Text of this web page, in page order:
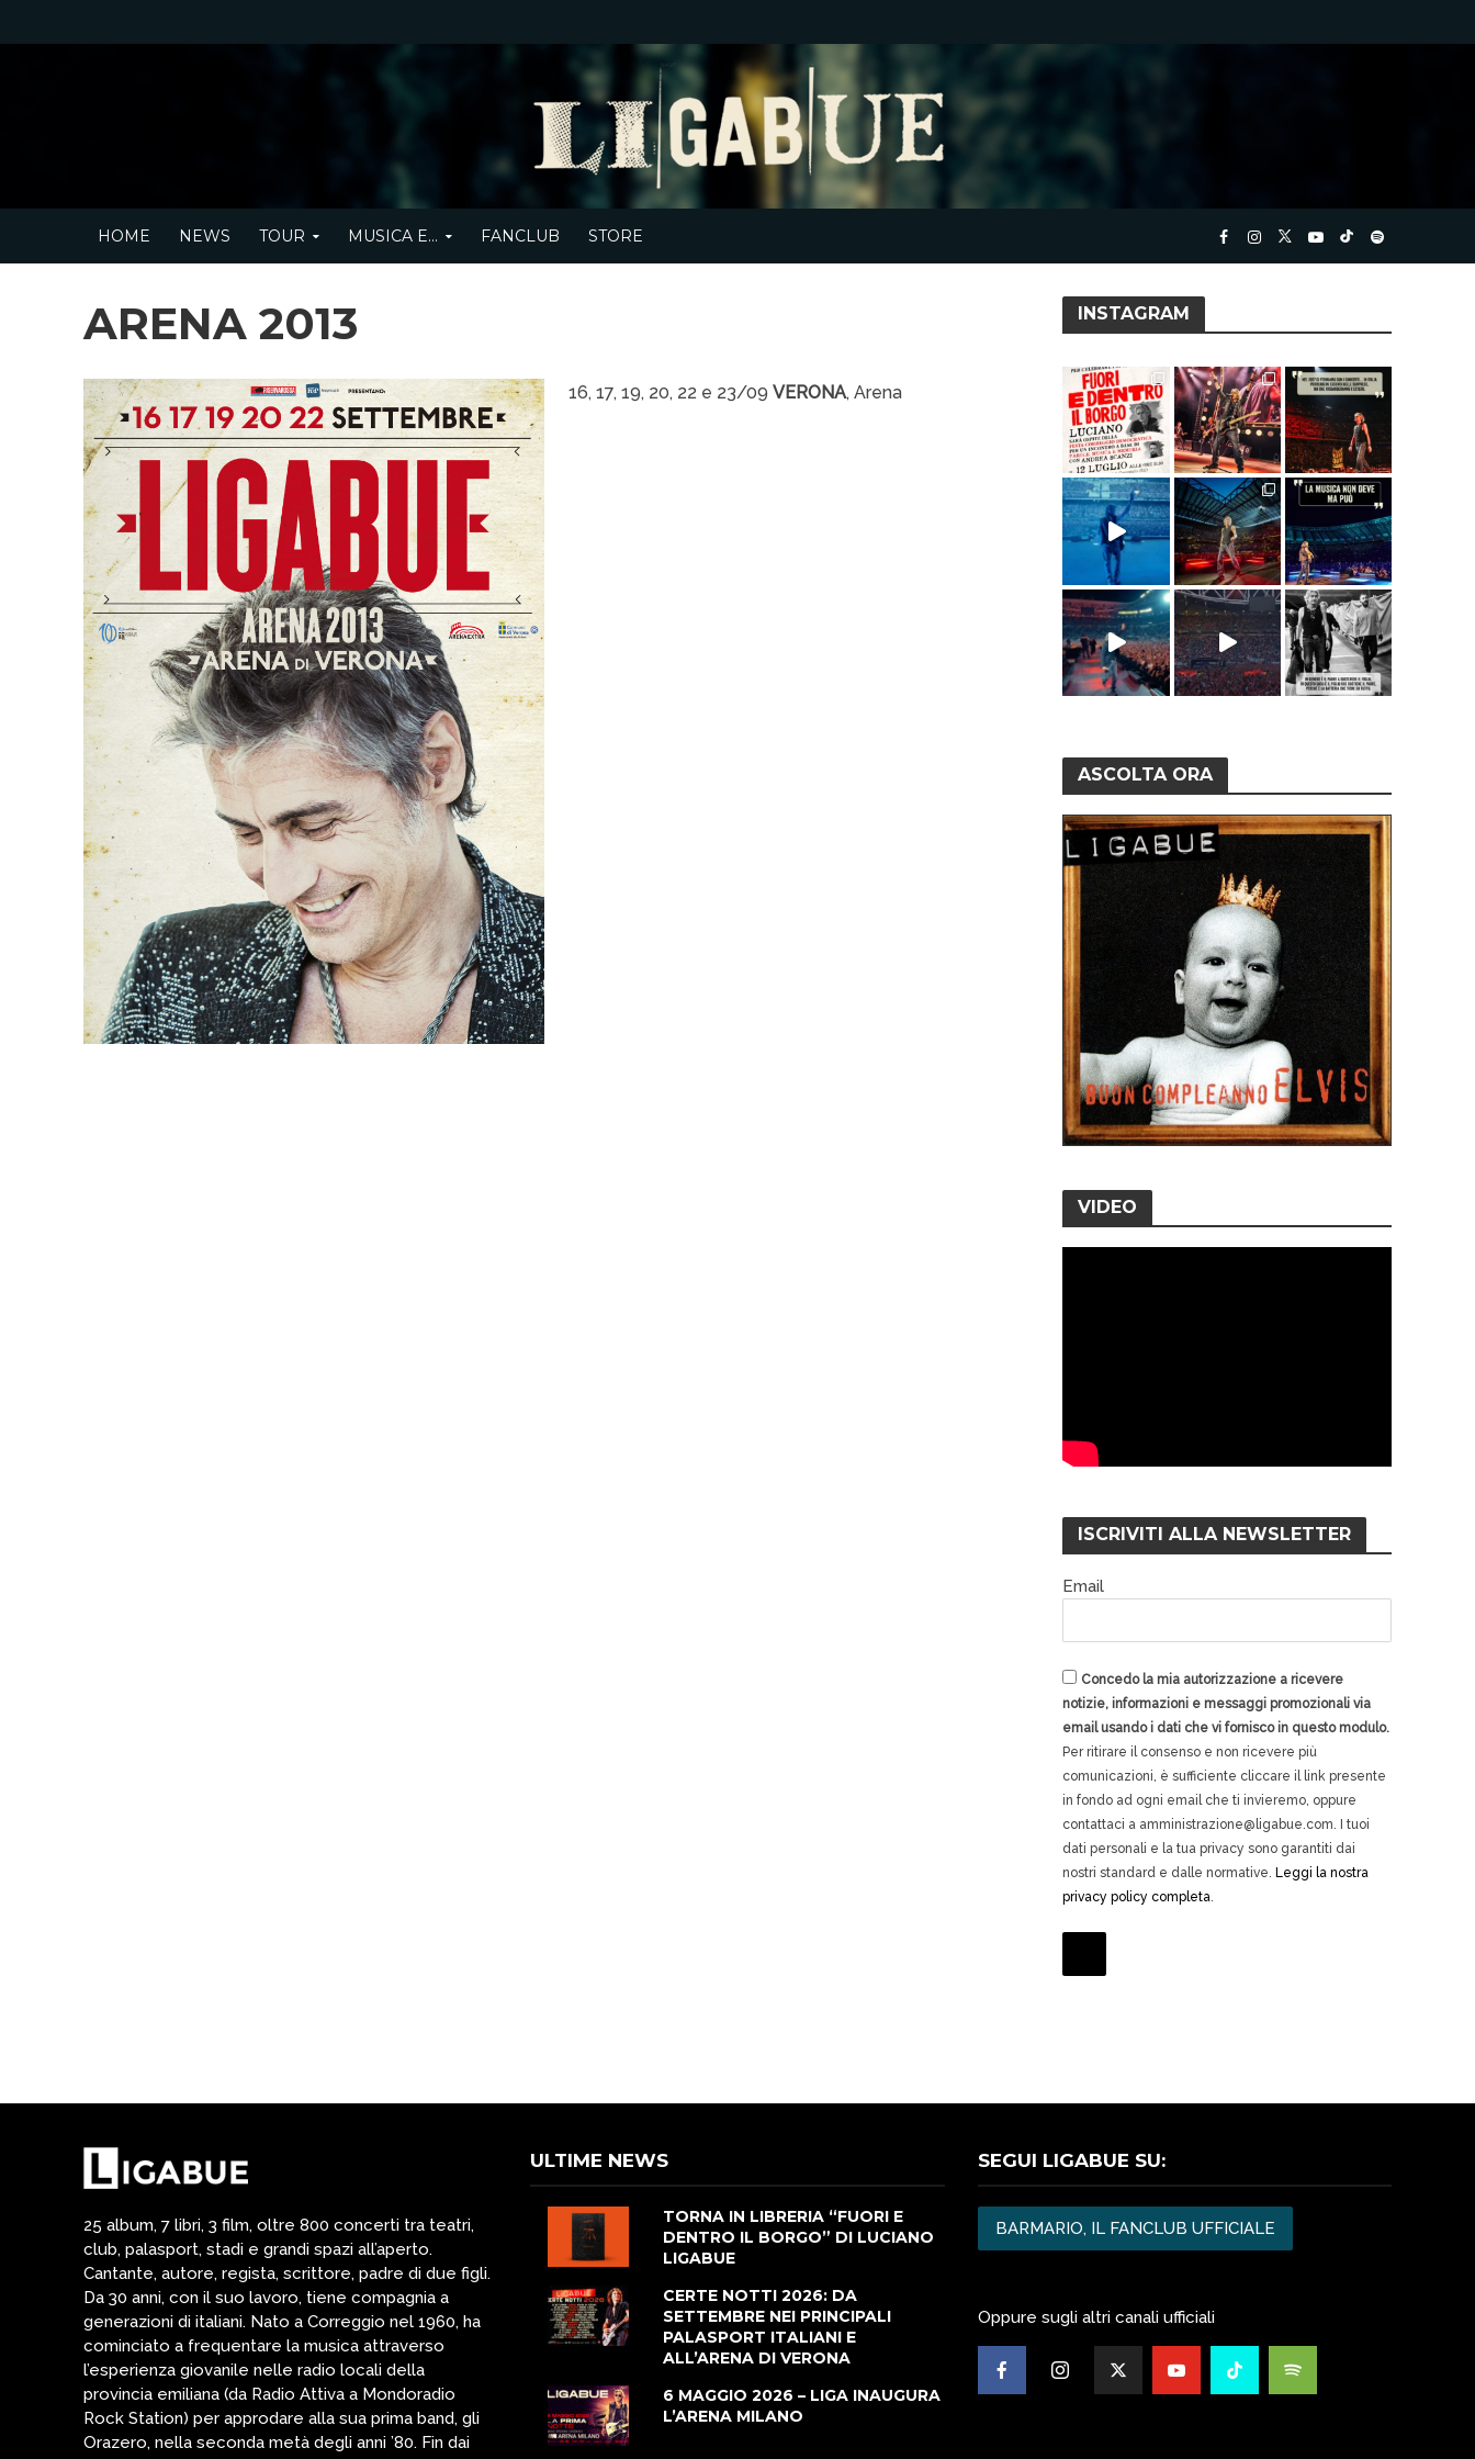
HOME NEWS TOUR MUSICA E… FANCLUB STORE
ARENA 2013
16, 17, 19, 20, 22 e 23/09 VERONA, Arena
INSTAGRAM
ASCOLTA ORA
VIDEO
ISCRIVITI ALLA NEWSLETTER
Email
Concedo la mia autorizzazione a ricevere
notizie, informazioni e messaggi promozionali via
email usando i dati che vi fornisco in questo modulo.
Per ritirare il consenso e non ricevere più
comunicazioni, è sufficiente cliccare il link presente
in fondo ad ogni email che ti invieremo, oppure
contattaci a amministrazione@ligabue.com. I tuoi
dati personali e la tua privacy sono garantiti dai
nostri standard e dalle normative. Leggi la nostra
privacy policy completa.
25 album, 7 libri, 3 film, oltre 800 concerti tra teatri,
club, palasport, stadi e grandi spazi all’aperto.
Cantante, autore, regista, scrittore, padre di due figli.
Da 30 anni, con il suo lavoro, tiene compagnia a
generazioni di italiani. Nato a Correggio nel 1960, ha
cominciato a frequentare la musica attraverso
l’esperienza giovanile nelle radio locali della
provincia emiliana (da Radio Attiva a Mondoradio
Rock Station) per approdare alla sua prima band, gli
Orazero, nella seconda metà degli anni ’80. Fin dai
ULTIME NEWS
TORNA IN LIBRERIA “FUORI E
DENTRO IL BORGO” DI LUCIANO
LIGABUE
CERTE NOTTI 2026: DA
SETTEMBRE NEI PRINCIPALI
PALASPORT ITALIANI E
ALL’ARENA DI VERONA
6 MAGGIO 2026 – LIGA INAUGURA
L’ARENA MILANO
SEGUI LIGABUE SU:
BARMARIO, IL FANCLUB UFFICIALE
Oppure sugli altri canali ufficiali